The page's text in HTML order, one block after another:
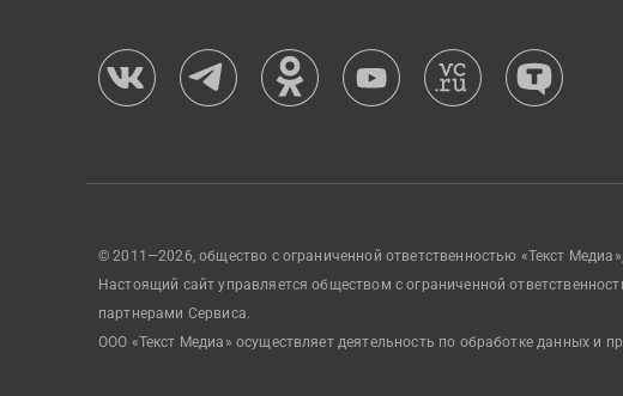
© 2011—2026, общество с ограниченной ответственностью «Текст
Настоящий сайт управляется обществом с ограниченной
партнерами Сервиса.
ООО «Текст Медиа» осуществляет деятельность по обработке данных и